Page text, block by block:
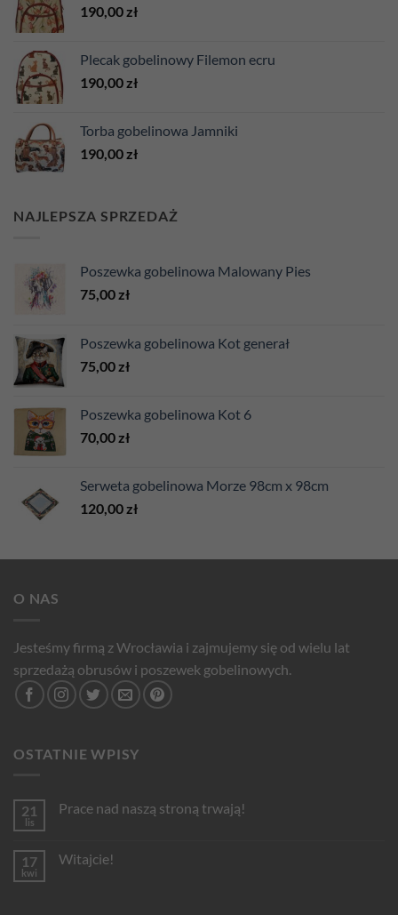
190,00 zł
Plecak gobelinowy Filemon ecru
190,00 zł
Torba gobelinowa Jamniki
190,00 zł
NAJLEPSZA SPRZEDAŻ
Poszewka gobelinowa Malowany Pies
75,00 zł
Poszewka gobelinowa Kot generał
75,00 zł
Poszewka gobelinowa Kot 6
70,00 zł
Serweta gobelinowa Morze 98cm x 98cm
120,00 zł
O NAS
Jesteśmy firmą z Wrocławia i zajmujemy się od wielu lat
sprzedażą obrusów i poszewek gobelinowych.
OSTATNIE WPISY
21
lis
Prace nad naszą stroną trwają!
Prace
17
kwi
Witajcie!